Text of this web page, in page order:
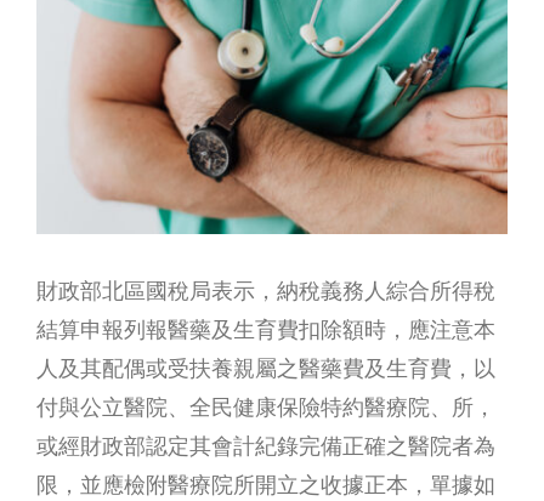
Image
財政部北區國稅局表示，納稅義務人綜合所得稅
結算申報列報醫藥及生育費扣除額時，應注意本
人及其配偶或受扶養親屬之醫藥費及生育費，以
付與公立醫院、全民健康保險特約醫療院、所，
或經財政部認定其會計紀錄完備正確之醫院者為
限，並應檢附醫療院所開立之收據正本，單據如